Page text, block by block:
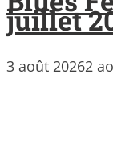
juillet
3 août 20262